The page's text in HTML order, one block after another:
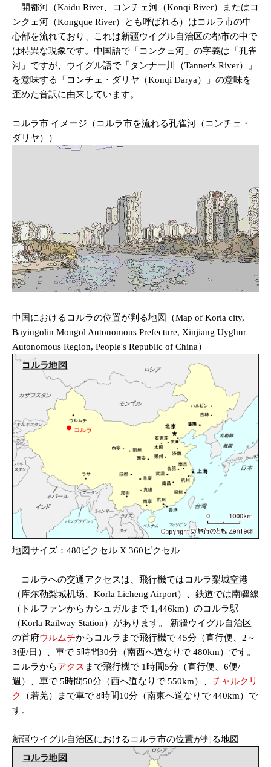
開都河（Kaidu River、コンチェ河（Konqi River）またはコ
ンクェ河（Kongque River）とも呼ばれる）はコルラ市の中
心部を流れており、これは新疆ウイグル自治区の都市の中で
は特異な現象です。中国語で「コンクェ河」の字義は「孔雀
河」ですが、ウイグル語で「タンナー川（Tanner's River）」
を意味する「コンチェ・ダリヤ（Konqi Darya）」の意味を
歪めた音訳に由来しています。
コルラ市 イメージ（コルラ市を流れる孔雀河（コンチェ・
ダリヤ））
中国におけるコルラの位置が判る地図（Map of Korla city,
Bayingolin Mongol Autonomous Prefecture, Xinjiang Uyghur
Autonomous Region, People's Republic of China）
地図サイズ：480ピクセル X 360ピクセル
コルラへの交通アクセスは、飛行機ではコルラ梨城空港
（库尔勒梨城机场、Korla Licheng Airport）、鉄道では南疆線
（トルファンからカシュガルまで 1,446km）のコルラ駅
（Korla Railway Station）があります。 新疆ウイグル自治区
の首府ウルムチからコルラまで飛行機で 45分（直行便、2～
3便/日）、車で 5時間30分（南西へ道なりで 480km）です。
コルラからアクス まで飛行機で 1時間5分（直行便、6便/
週）、車で 5時間50分（西へ道なりで 550km）、 チャルクリ
ク
（若羌）まで車で 8時間10分（南東へ道なりで 440km）で
す。
新疆ウイグル自治区におけるコルラ市の位置が判る地図